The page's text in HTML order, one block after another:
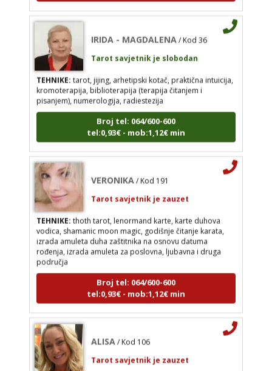
IRIDA - MAGDALENA
TEHNIKE:tarot, jijing, arhetipski kotač, praktična
intuicija, kromoterapija, biblioterapija (terapija
čitanjem i pisanjem), numerologija, radiestezija
Broj tel: 064/600-600
tel:0,93€ - mob:1,12€ min
VERONIKA/ Kod 191
Tarot savjetnik je zauzet
TEHNIKE:thoth tarot, lenormand karte, karte
duhova vodica, shamanic moon magic, godišnje
čitanje karata, izrada amuleta duha zaštitnika na
osnovu datuma rođenja, izrada amuleta za
poslovna, ljubavna i druga područja
Broj tel: 064/600-600
tel:0,93€ - mob:1,12€ min
IRIDA - MAGDALENA
Tarot savjetnik je slobodan
TEHNIKE:tarot, jijing, arhetipski kotač, praktična intuicija,
kromoterapija, biblioterapija (terapija čitanjem i
pisanjem), numerologija, radiestezija
Broj tel: 064/600-600
tel:0,93€ - mob:1,12€ min
VERONIKA
Tarot savjetnik je zauzet
TEHNIKE: thoth tarot, lenormand karte, karte duhova
vodica, shamanic moon magic, godišnje čitanje karata,
izrada amuleta duha zaštitnika na osnovu datuma
rođenja, izrada amuleta za poslovna, ljubavna i druga
područja
tel:0,93€ - mob:1,12€ min
ALISA
Tarot savjetnik je zauzet
TEHNIKE:tarot